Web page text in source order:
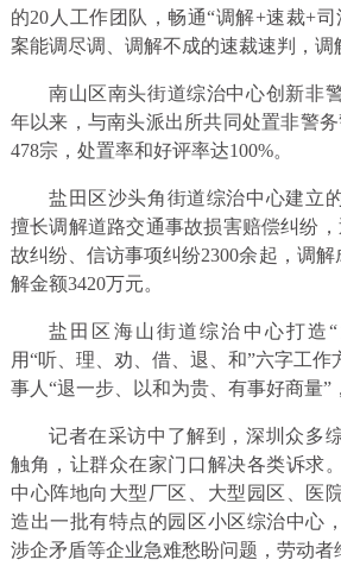
的20人工作团队，畅通“调解+速裁+
案能调尽调、调解不成的速裁速判，调
南山区南头街道综治中心创新非
年以来，与南头派出所共同处置非警
478宗，处置率和好评率达100%。
盐田区沙头角街道综治中心建立
擅长调解道路交通事故损害赔偿纠纷
故纠纷、信访事项纠纷2300余起，调解
解金额3420万元。
盐田区海山街道综治中心打造
用“听、理、劝、借、退、和”六字工作
事人“退一步、以和为贵、有事好商量”
记者在采访中了解到，深圳众多
触角，让群众在家门口解决各类诉求
中心阵地向大型厂区、大型园区、医
造出一批有特点的园区小区综治中心
涉企矛盾等企业急难愁盼问题，劳动者